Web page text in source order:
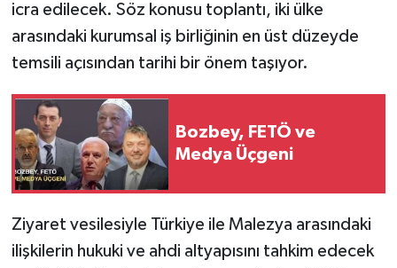
icra edilecek. Söz konusu toplantı, iki ülke
arasındaki kurumsal iş birliğinin en üst düzeyde
temsili açısından tarihi bir önem taşıyor.
Bozbey, FETÖ ve
Medya Üçgeni
Ziyaret vesilesiyle Türkiye ile Malezya arasındaki
ilişkilerin hukuki ve ahdi altyapısını tahkim edecek